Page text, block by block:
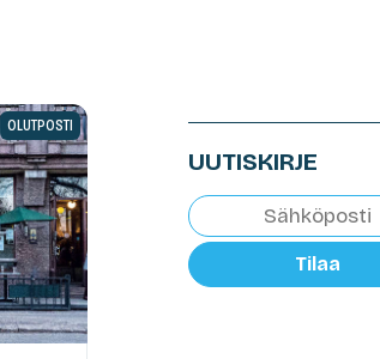
OLUTPOSTI
UUTISKIRJE
Tilaa